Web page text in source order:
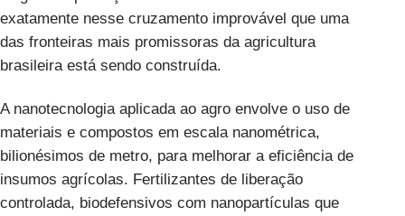
exatamente nesse cruzamento improvável que uma
das fronteiras mais promissoras da agricultura
brasileira está sendo construída.
A nanotecnologia aplicada ao agro envolve o uso de
materiais e compostos em escala nanométrica,
bilionésimos de metro, para melhorar a eficiência de
insumos agrícolas. Fertilizantes de liberação
controlada, biodefensivos com nanopartículas que